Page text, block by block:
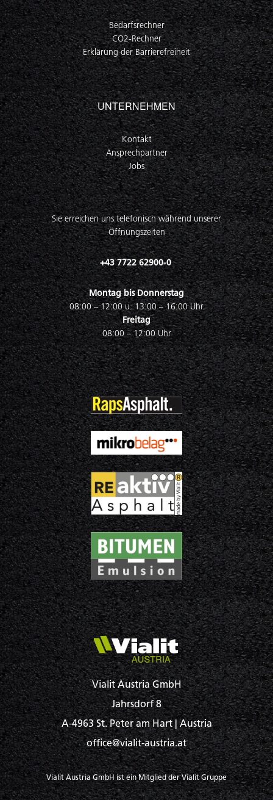
Bedarfsrechner
CO2-Rechner
Erklärung der Barrierefreiheit
UNTERNEHMEN
Kontakt
Ansprechpartner
Jobs
Sie erreichen uns telefonisch während unserer
Öffnungszeiten
+43 7722 62900-0
Montag bis Donnerstag
08:00 – 12:00 u. 13:00 – 16:00 Uhr
Freitag
08:00 – 12:00 Uhr
Vialit Austria GmbH
Jahrsdorf 8
A-4963 St. Peter am Hart | Austria
office@vialit-austria.at
Vialit Austria GmbH ist ein Mitglied der Vialit Gruppe